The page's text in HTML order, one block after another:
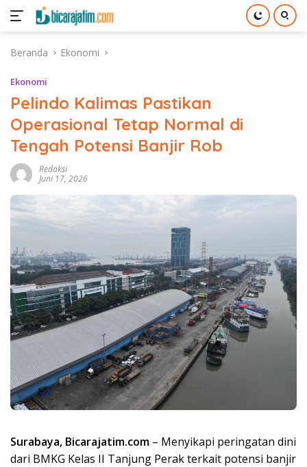
Beranda Ekonomi
Ekonomi
Pelindo Kalimas Pastikan
Operasional Tetap Normal di
Tengah Potensi Banjir Rob
Redaksi
Juni 17, 2026
Surabaya, Bicarajatim.com – Menyikapi peringatan dini
dari BMKG Kelas II Tanjung Perak terkait potensi banjir